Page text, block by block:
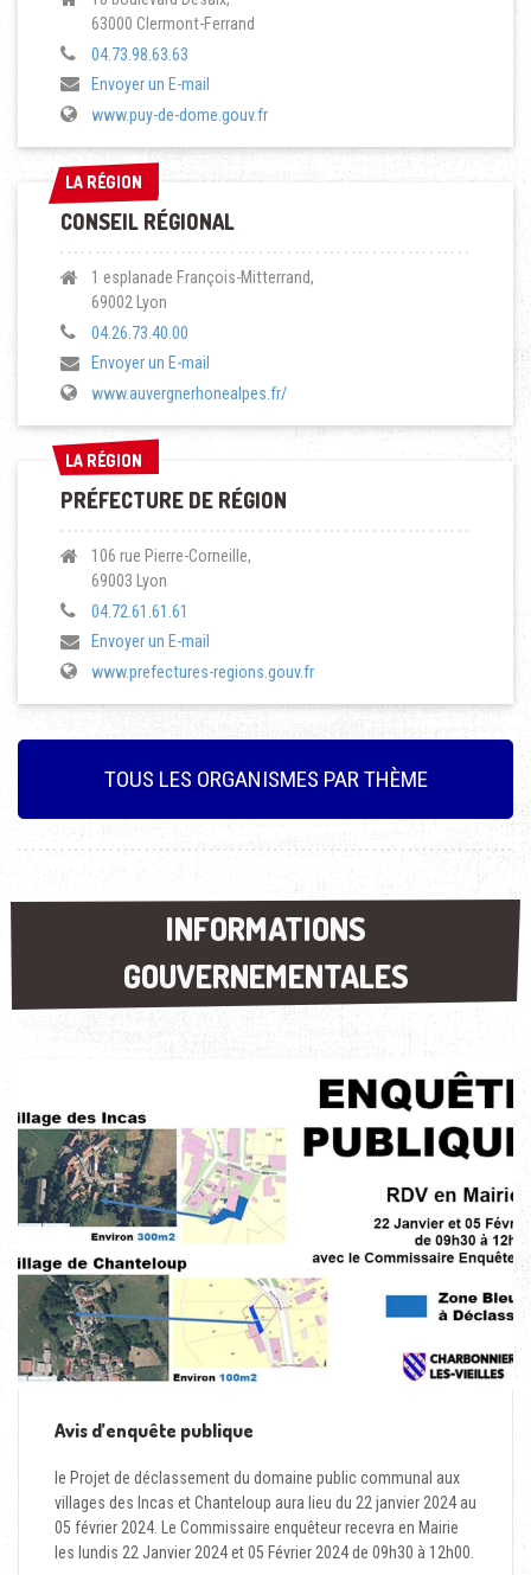
63000 Clermont-Ferrand
04.73.98.63.63
Envoyer un E-mail
www.puy-de-dome.gouv.fr
LA RÉGION
LA RÉGION
CONSEIL RÉGIONAL
1 esplanade François-Mitterrand,
69002 Lyon
04.26.73.40.00
Envoyer un E-mail
www.auvergnerhonealpes.fr/
LA RÉGION
LA RÉGION
PRÉFECTURE DE RÉGION
106 rue Pierre-Corneille,
69003 Lyon
04.72.61.61.61
Envoyer un E-mail
www.prefectures-regions.gouv.fr
TOUS LES ORGANISMES PAR THÈME
INFORMATIONS
GOUVERNEMENTALES
INFORMATIONS
GOUVERNEMENTALES
Avis d’enquête publique
le Projet de déclassement du domaine public communal aux
villages des Incas et Chanteloup aura lieu du 22 janvier 2024 au
05 février 2024. Le Commissaire enquêteur recevra en Mairie
les lundis 22 Janvier 2024 et 05 Février 2024 de 09h30 à 12h00.